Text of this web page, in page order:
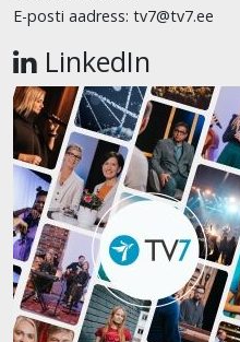
E-posti aadress: tv7@tv7.ee
LinkedIn